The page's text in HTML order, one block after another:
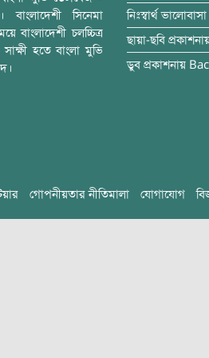
বাংলাদেশী সিনেমা
বাংলাদেশী চলচ্চিত্র
হতে বাংলা মুভি
নিঃস্বার্থ ভালোবাসা
ছায়া-ছবি
ডুব প্রকাশনায়
গোপনীয়তার নীতিমালা যোগাযোগ